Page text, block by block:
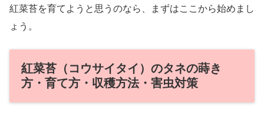
紅菜苔を育てようと思うのなら、まずはここから始めまし
ょう。
紅菜苔（コウサイタイ）のタネの蒔き
方・育て方・収穫方法・害虫対策